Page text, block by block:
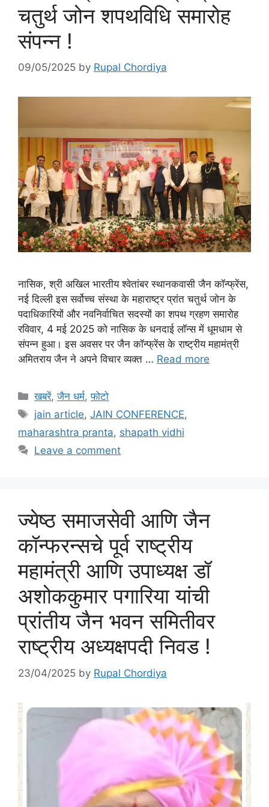
चतुर्थ जोन शपथविधि समारोह
संपन्न !
09/05/2025 by Rupal Chordiya
नासिक, श्री अखिल भारतीय श्वेतांबर स्थानकवासी जैन कॉन्फ्रेंस,
नई दिल्ली इस सर्वोच्च संस्था के महाराष्ट्र प्रांत चतुर्थ जोन के
पदाधिकारियों और नवनिर्वाचित सदस्यों का शपथ ग्रहण समारोह
रविवार, 4 मई 2025 को नासिक के धनदाई लॉन्स में धूमधाम से
संपन्न हुआ। इस अवसर पर जैन कॉन्फ्रेंस के राष्ट्रीय महामंत्री
अमितराय जैन ने अपने विचार व्यक्त … Read more
Categories
खबरें,जैन धर्म,फोटो
Tags
jain article,JAIN CONFERENCE,
maharashtra pranta, shapath vidhi
Leave a comment
ज्येष्ठ समाजसेवी आणि जैन
कॉन्फरन्सचे पूर्व राष्ट्रीय
महामंत्री आणि उपाध्यक्ष डॉ
अशोककुमार पगारिया यांची
प्रांतीय जैन भवन समितीवर
राष्ट्रीय अध्यक्षपदी निवड !
23/04/2025 by Rupal Chordiya